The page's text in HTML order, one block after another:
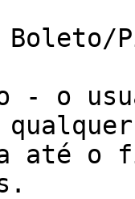
- o
até o